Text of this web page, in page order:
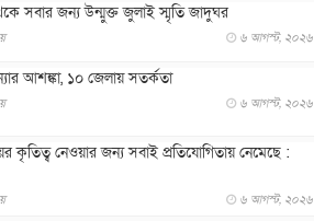
সবার জন্য উন্মুক্ত জুলাই স্মৃতি জাদুঘর
৬ আগস্ট, ২০২৬
আশঙ্কা, ১০ জেলায় সতর্কতা
৬ আগস্ট, ২০২৬
কৃতিত্ব নেওয়ার জন্য সবাই প্রতিযোগিতায় নেমেছে :
৬ আগস্ট, ২০২৬